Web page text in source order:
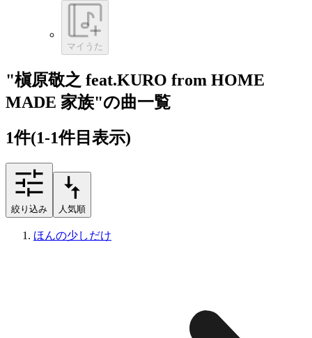
マイうた
"槇原敬之 feat.KURO from HOME
MADE 家族"の曲一覧
1件(1-1件目表示)
絞り込み 人気順
ほんの少しだけ